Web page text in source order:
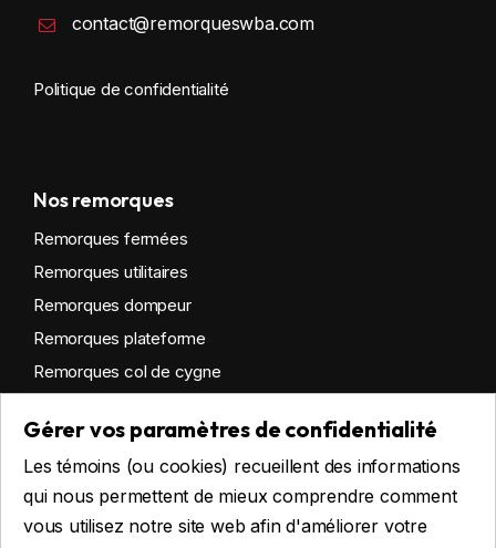
Gérer vos paramètres de confidentialité
Les témoins (ou cookies) recueillent des informations
qui nous permettent de mieux comprendre comment
vous utilisez notre site web afin d'améliorer votre
contact@remorqueswba.com
Politique de confidentialité
Nos remorques
Remorques fermées
Remorques utilitaires
Remorques dompeur
Remorques plateforme
Remorques col de cygne
Remorques sur mesure
Location